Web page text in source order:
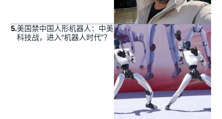
5.美国禁中国人形机器人：中美
科技战，进入“机器人时代”？